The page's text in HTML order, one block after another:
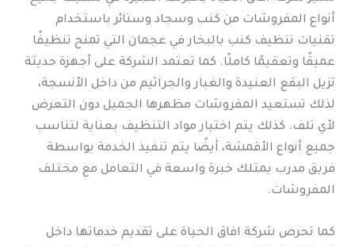
أنواع المفروشات من كنب وسجاد وستائر باستخدام
تقنيات تنظيف كنب بالبخار في عجمان التي تمنح تنظيفًا
عميقًا وتعقيمًا كاملًا. كما تعتمد الشركة على أجهزة حديثة
تزيل البقع العنيدة والغبار والجراثيم من داخل الأنسجة،
لذلك تستعيد المفروشات مظهرها الجميل دون التعرض
لأي تلف. كذلك يتم اختيار مواد التنظيف بعناية لتناسب
جميع أنواع الأقمشة، أيضًا يتم تنفيذ الخدمة بواسطة
فريق مدرب يمتلك خبرة واسعة في التعامل مع مختلف
المفروشات.
كما تحرص شركة افاق الحياة على تقديم خدماتها داخل